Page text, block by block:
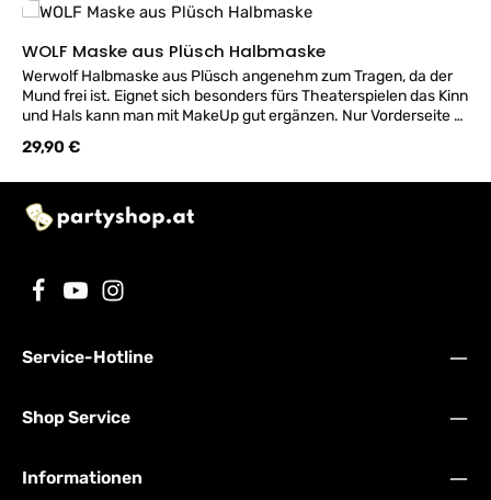
WOLF Maske aus Plüsch Halbmaske
Werwolf Halbmaske aus Plüsch angenehm zum Tragen, da der
Mund frei ist. Eignet sich besonders fürs Theaterspielen das Kinn
und Hals kann man mit MakeUp gut ergänzen. Nur Vorderseite -
Regulärer Preis:
29,90 €
Service-Hotline
Shop Service
Informationen